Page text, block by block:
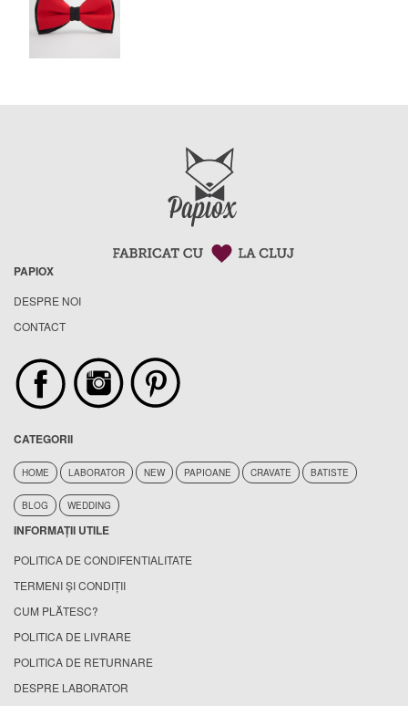
PAPIOX
DESPRE NOI
CONTACT
CATEGORII
HOME LABORATOR NEW PAPIOANE CRAVATE BATISTE
BLOG WEDDING
INFORMAȚII UTILE
POLITICA DE CONDIFENTIALITATE
TERMENI ȘI CONDIȚII
CUM PLĂTESC?
POLITICA DE LIVRARE
POLITICA DE RETURNARE
DESPRE LABORATOR